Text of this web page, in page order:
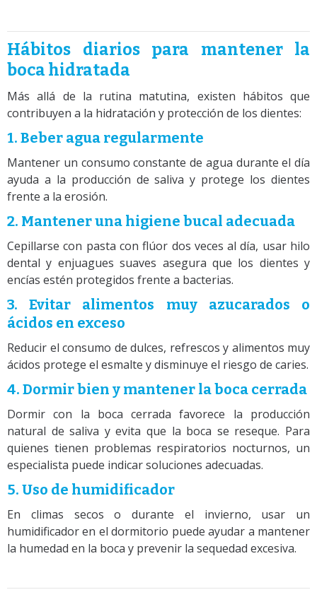
Hábitos diarios para mantener la
boca hidratada
Más allá de la rutina matutina, existen hábitos que
contribuyen a la hidratación y protección de los dientes:
1. Beber agua regularmente
Mantener un consumo constante de agua durante el día
ayuda a la producción de saliva y protege los dientes
frente a la erosión.
2. Mantener una higiene bucal adecuada
Cepillarse con pasta con flúor dos veces al día, usar hilo
dental y enjuagues suaves asegura que los dientes y
encías estén protegidos frente a bacterias.
3. Evitar alimentos muy azucarados o
ácidos en exceso
Reducir el consumo de dulces, refrescos y alimentos muy
ácidos protege el esmalte y disminuye el riesgo de caries.
4. Dormir bien y mantener la boca cerrada
Dormir con la boca cerrada favorece la producción
natural de saliva y evita que la boca se reseque. Para
quienes tienen problemas respiratorios nocturnos, un
especialista puede indicar soluciones adecuadas.
5. Uso de humidificador
En climas secos o durante el invierno, usar un
humidificador en el dormitorio puede ayudar a mantener
la humedad en la boca y prevenir la sequedad excesiva.